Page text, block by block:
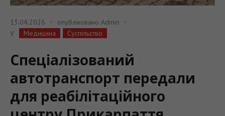
13.04.2026 опубліковано Admin
У
Медицина Суспільство
Спеціалізований
автотранспорт передали
для реабілітаційного